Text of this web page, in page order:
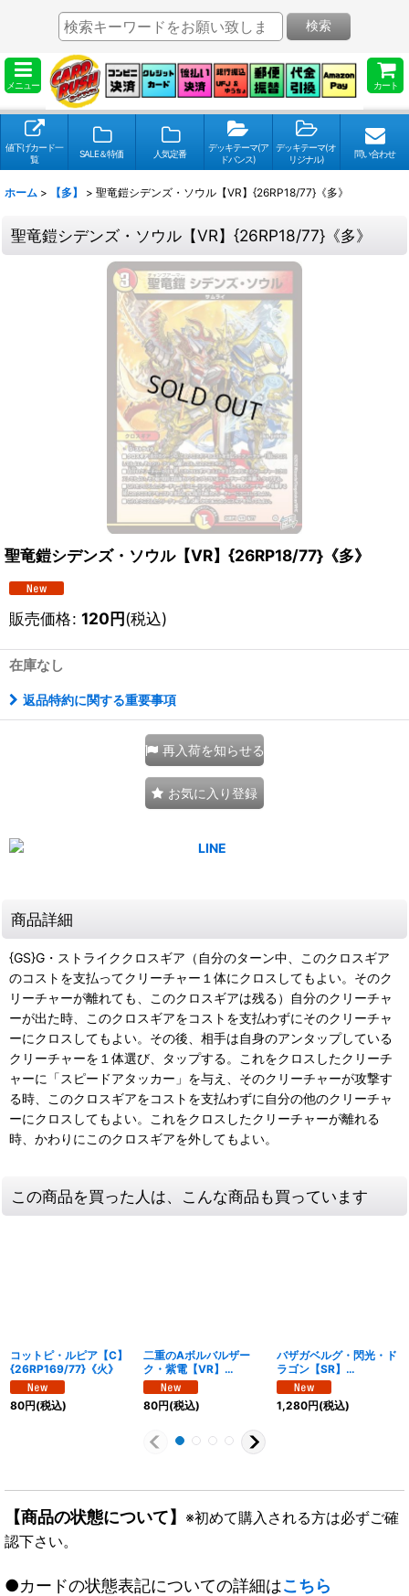
メニュー カート
検索
値下げカード一
覧
SALE＆特価 人気定番
デッキテーマ(ア
ドバンス)
デッキテーマ(オ
リジナル)
問い合わせ
ホーム > 【多】 > 聖竜鎧シデンズ・ソウル【VR】{26RP18/77}《多》
聖竜鎧シデンズ・ソウル【VR】{26RP18/77}《多》
聖竜鎧シデンズ・ソウル【VR】{26RP18/77}《多》
販売価格: 120円(税込)
在庫なし
返品特約に関する重要事項
再入荷を知らせる
お気に入り登録
商品詳細
{GS}G・ストライククロスギア（自分のターン中、このクロスギア
のコストを支払ってクリーチャー１体にクロスしてもよい。そのク
リーチャーが離れても、このクロスギアは残る）自分のクリーチャ
ーが出た時、このクロスギアをコストを支払わずにそのクリーチャ
ーにクロスしてもよい。その後、相手は自身のアンタップしている
クリーチャーを１体選び、タップする。これをクロスしたクリーチ
ャーに「スピードアタッカー」を与え、そのクリーチャーが攻撃す
る時、このクロスギアをコストを支払わずに自分の他のクリーチャ
ーにクロスしてもよい。これをクロスしたクリーチャーが離れる
時、かわりにこのクロスギアを外してもよい。
この商品を買った人は、こんな商品も買っています
コットピ・ルピア【C】
{26RP169/77}《火》
80円(税込)
二重のAボルバルザー
ク・紫電【VR】
{26RP15/77}《火》
80円(税込)
バザガベルグ・閃光・ド
ラゴン【SR】
{26EX1N1/N25}《光》
1,280円(税込)
【商品の状態について】 ※初めて購入される方は必ずご確
認下さい。
●カードの状態表記についての詳細はこちら